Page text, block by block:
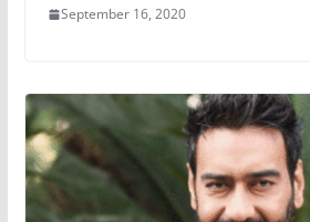
September 16, 2020